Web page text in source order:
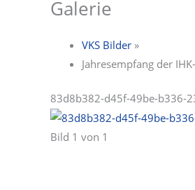
Galerie
VKS Bilder »
Jahresempfang der
83d8b382-d45f-49be-b336-
Bild 1 von 1